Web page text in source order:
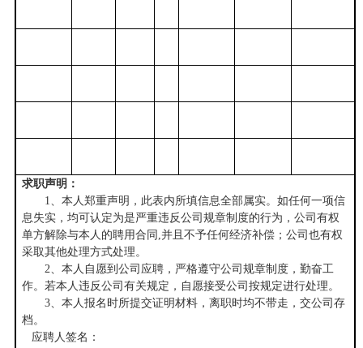
求职声明：
1、本人郑重声明，此表内所填信息全部属实。如任何一项信
息失实，均可认定为是严重违反公司规章制度的行为，公司有权
单方解除与本人的聘用合同,并且不予任何经济补偿；公司也有权
采取其他处理方式处理。
2、本人自愿到公司应聘，严格遵守公司规章制度，勤奋工
作。若本人违反公司有关规定，自愿接受公司按规定进行处理。
3、本人报名时所提交证明材料，离职时均不带走，交公司存
档。
应聘人签名：